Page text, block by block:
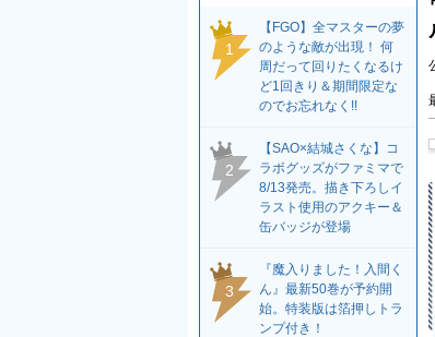
1
【FGO】全マスターの夢
のような敵が出現！ 何
周だって回りたくなるけ
ど1回きり＆期間限定な
のでお忘れなく!!
2
【SAO×結城さくな】コ
ラボグッズがファミマで
8/13発売。描き下ろしイ
ラスト使用のアクキー＆
缶バッジが登場
3
『魔入りました！入間く
ん』最新50巻が予約開
始。特装版は箔押しトラ
ンプ付き！